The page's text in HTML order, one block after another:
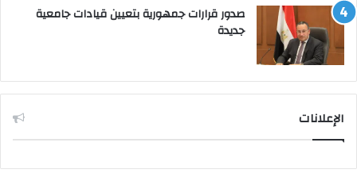
صدور قرارات جمهورية بتعيين قيادات جامعية
جديدة
الإعلانات